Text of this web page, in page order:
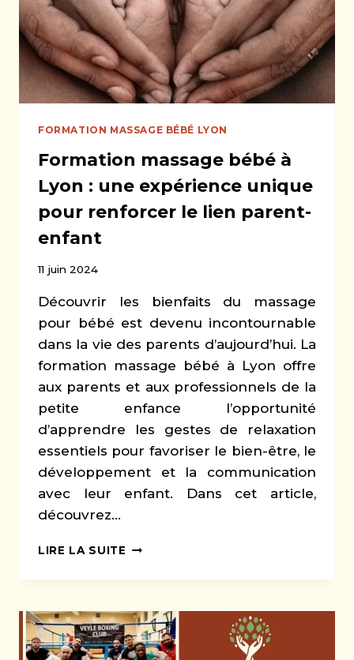
FORMATION MASSAGE BÉBÉ LYON
Formation massage bébé à
Lyon : une expérience unique
pour renforcer le lien parent-
enfant
11 juin 2024
Découvrir les bienfaits du massage
pour bébé est devenu incontournable
dans la vie des parents d’aujourd’hui. La
formation massage bébé à Lyon offre
aux parents et aux professionnels de la
petite enfance l’opportunité
d’apprendre les gestes de relaxation
essentiels pour favoriser le bien-être, le
développement et la communication
avec leur enfant. Dans cet article,
découvrez…
LIRE LA SUITE FORMATION
BÉBÉ
LYON
:
UNE